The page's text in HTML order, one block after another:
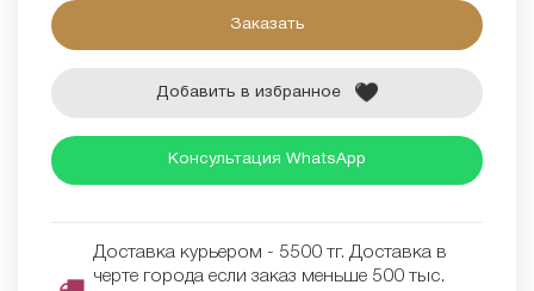
Заказать
Добавить в избранное
Консультация WhatsApp
Доставка курьером - 5500 тг. Доставка в
черте города если заказ меньше 500 тыс.